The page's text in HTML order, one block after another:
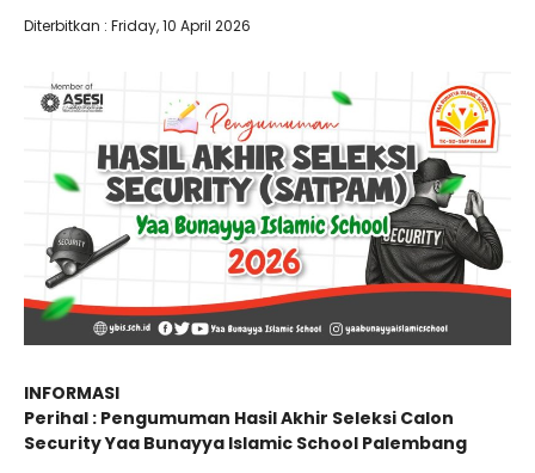
Diterbitkan : Friday, 10 April 2026
INFORMASI
Perihal : Pengumuman Hasil Akhir Seleksi Calon
Security Yaa Bunayya Islamic School Palembang